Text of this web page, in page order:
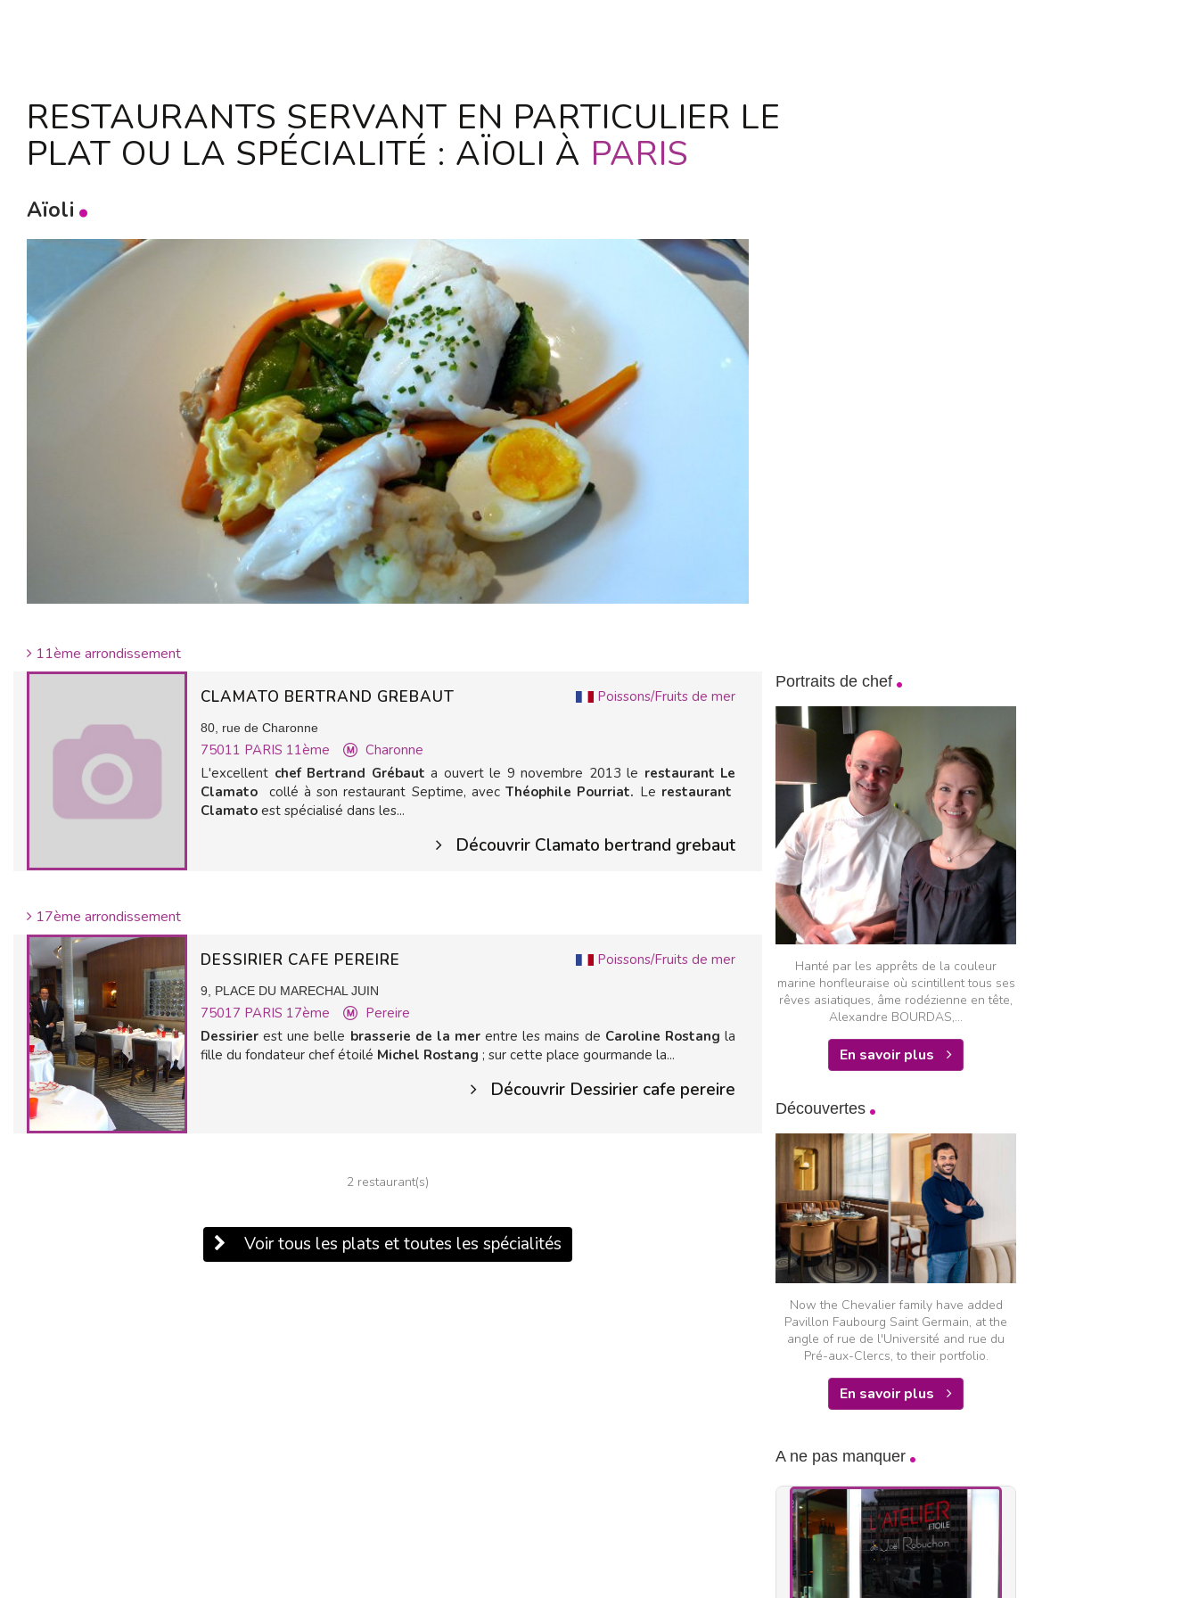
RESTAURANTS SERVANT EN PARTICULIER LE
PLAT OU LA SPÉCIALITÉ : AÏOLI À PARIS
Aïoli
11ème arrondissement
Poissons/Fruits de mer
CLAMATO BERTRAND GREBAUT
80, rue de Charonne
75011 PARIS 11ème
Charonne
L'excellent chef Bertrand Grébaut a ouvert le 9 novembre 2013 le restaurant Le
Clamato collé à son restaurant Septime, avecThéophile Pourriat. Le restaurant
Clamato est spécialisé dans les...
Découvrir Clamato bertrand grebaut
17ème arrondissement
Poissons/Fruits de mer
DESSIRIER CAFE PEREIRE
9, PLACE DU MARECHAL JUIN
75017 PARIS 17ème
Pereire
Dessirierest une belle brasserie de la mer entre les mains de Caroline Rostang la
fille du fondateur chef étoilé Michel Rostang ; sur cette place gourmande la...
Découvrir Dessirier cafe pereire
2 restaurant(s)
Voir tous les plats et toutes les spécialités
Portraits de chef
Hanté par les apprêts de la couleur
marine honfleuraise où scintillent tous ses
rêves asiatiques, âme rodézienne en tête,
Alexandre BOURDAS,...
En savoir plus
Découvertes
Now the Chevalier family have added
Pavillon Faubourg Saint Germain, at the
angle of rue de l'Université and rue du
Pré-aux-Clercs, to their portfolio.
En savoir plus
A ne pas manquer